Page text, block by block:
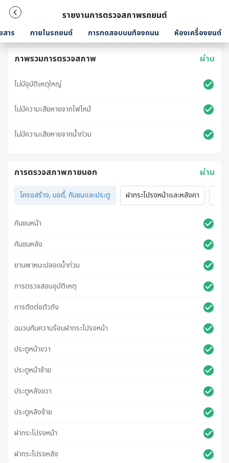
รายงานการตรวจสภาพรถยนต์
าร ภายในรถยนต์ การทดสอบบนท้องถนน ห้องเครื่องยนต์
ภาพรวมการตรวจสภาพ ผ่าน
ไม่มีอุบัติเหตุใหญ่
ไม่มีความเสียหายจากไฟไหม้
ไม่มีความเสียหายจากน้ำท่วม
การตรวจสภาพภายนอก ผ่าน
โครงสร้าง, บอดี้, กันชนและประตู ฝากระโปรงหน้าและหลังคา
กันชนหน้า
กันชนหลัง
ยานพาหนะปลอดน้ําท่วม
การตรวจสอบอุบัติเหตุ
การตัดต่อตัวถัง
ฉนวนกันความร้อนฝากระโปรงหน้า
ประตูหน้าขวา
ประตูหน้าซ้าย
ประตูหลังขวา
ประตูหลังซ้าย
ฝากระโปรงหน้า
ฝากระโปรงหลัง